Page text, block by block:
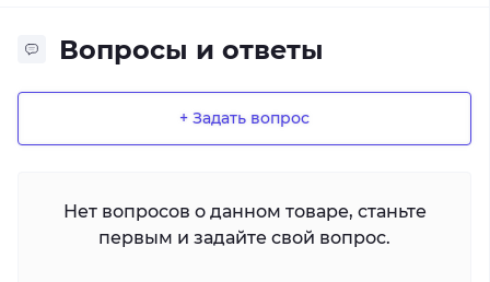
Вопросы и ответы
+ Задать вопрос
Нет вопросов о данном товаре, станьте
первым и задайте свой вопрос.